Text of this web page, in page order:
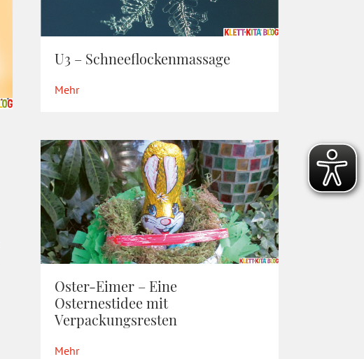
U3 – Schneeflockenmassage
Mehr
Oster-Eimer – Eine
Osternestidee mit
Verpackungsresten
Mehr